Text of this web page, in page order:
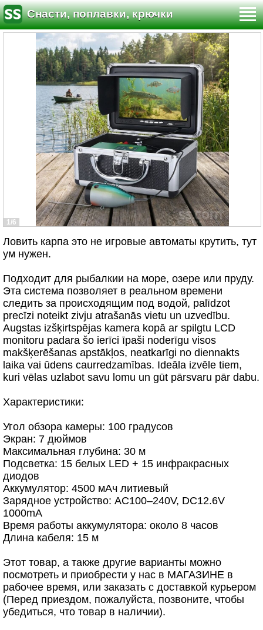
Снасти, поплавки, крючки
1/6
Ловить карпа это не игровые автоматы крутить, тут
ум нужен.
Подходит для рыбалкии на море, озере или пруду.
Эта система позволяет в реальном времени
следить за происходящим под водой, palīdzot
precīzi noteikt zivju atrašanās vietu un uzvedību.
Augstas izšķirtspējas kamera kopā ar spilgtu LCD
monitoru padara šo ierīci īpaši noderīgu visos
makšķerēšanas apstākļos, neatkarīgi no diennakts
laika vai ūdens caurredzamības. Ideāla izvēle tiem,
kuri vēlas uzlabot savu lomu un gūt pārsvaru pār dabu.
Характеристики:
Угол обзора камеры: 100 градусов
Экран: 7 дюймов
Максимальная глубина: 30 м
Подсветка: 15 белых LED + 15 инфракрасных
диодов
Аккумулятор: 4500 мАч литиевый
Зарядное устройство: AC100–240V, DC12.6V
1000mA
Время работы аккумулятора: около 8 часов
Длина кабеля: 15 м
Этот товар, а также другие варианты можно
посмотреть и приобрести у нас в МАГАЗИНЕ в
рабочее время, или заказать с доставкой курьером
(Перед приездом, пожалуйста, позвоните, чтобы
убедиться, что товар в наличии).